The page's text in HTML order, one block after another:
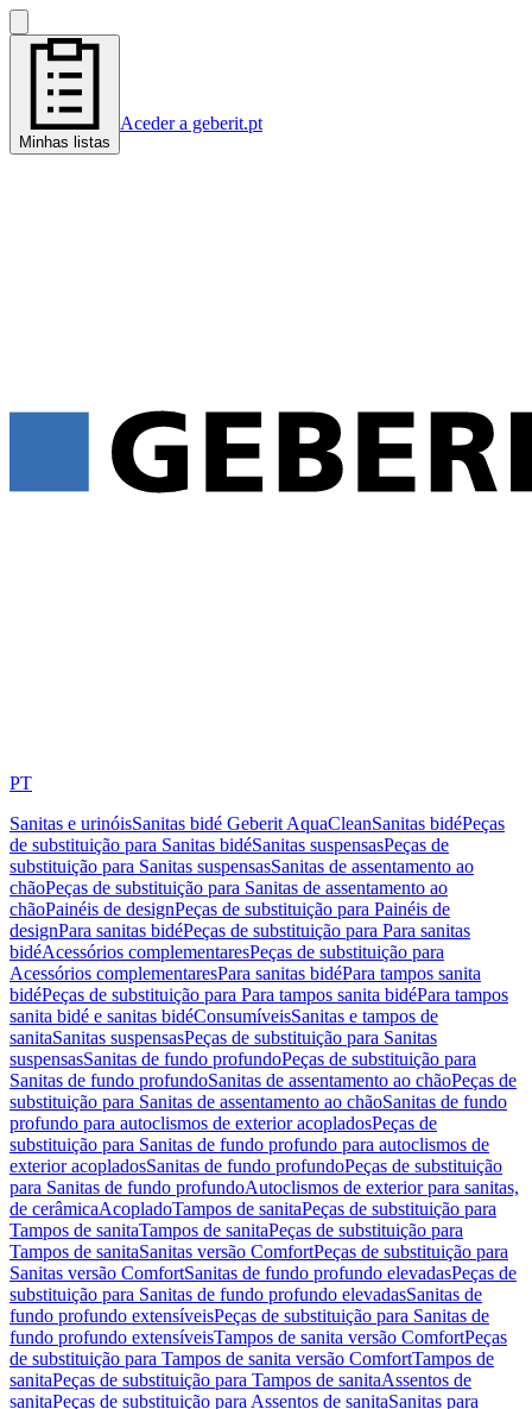
Minhas listas
Aceder a geberit.pt
PT
Sanitas e urinóisSanitas bidé Geberit AquaCleanSanitas bidéPeças
de substituição para Sanitas bidéSanitas suspensasPeças de
substituição para Sanitas suspensasSanitas de assentamento ao
chãoPeças de substituição para Sanitas de assentamento ao
chãoPainéis de designPeças de substituição para Painéis de
designPara sanitas bidéPeças de substituição para Para sanitas
bidéAcessórios complementaresPeças de substituição para
Acessórios complementaresPara sanitas bidéPara tampos sanita
bidéPeças de substituição para Para tampos sanita bidéPara tampos
sanita bidé e sanitas bidéConsumíveisSanitas e tampos de
sanitaSanitas suspensasPeças de substituição para Sanitas
suspensasSanitas de fundo profundoPeças de substituição para
Sanitas de fundo profundoSanitas de assentamento ao chãoPeças de
substituição para Sanitas de assentamento ao chãoSanitas de fundo
profundo para autoclismos de exterior acopladosPeças de
substituição para Sanitas de fundo profundo para autoclismos de
exterior acopladosSanitas de fundo profundoPeças de substituição
para Sanitas de fundo profundoAutoclismos de exterior para sanitas,
de cerâmicaAcopladoTampos de sanitaPeças de substituição para
Tampos de sanitaTampos de sanitaPeças de substituição para
Tampos de sanitaSanitas versão ComfortPeças de substituição para
Sanitas versão ComfortSanitas de fundo profundo elevadasPeças de
substituição para Sanitas de fundo profundo elevadasSanitas de
fundo profundo extensíveisPeças de substituição para Sanitas de
fundo profundo extensíveisTampos de sanita versão ComfortPeças
de substituição para Tampos de sanita versão ComfortTampos de
sanitaPeças de substituição para Tampos de sanitaAssentos de
sanitaPeças de substituição para Assentos de sanitaSanitas para